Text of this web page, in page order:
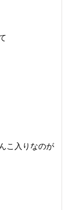
こ入りなのが